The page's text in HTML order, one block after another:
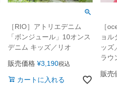
［RIO］アトリエデニム
「ボンジュール」10オンス
デニム キッズ／リオ
販売価格 ¥3,190税込
カートに入れる
［
ョル
ッズ
ラウ
販売